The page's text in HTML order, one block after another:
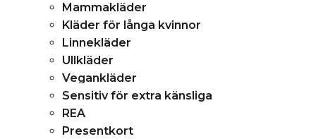
Mammakläder
Kläder för långa kvinnor
Linnekläder
Ullkläder
Vegankläder
Sensitiv för extra känsliga
REA
Presentkort